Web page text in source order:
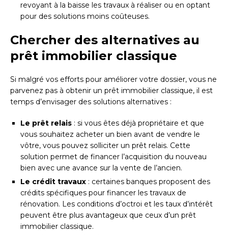
revoyant à la baisse les travaux à réaliser ou en optant
pour des solutions moins coûteuses.
Chercher des alternatives au
prêt immobilier classique
Si malgré vos efforts pour améliorer votre dossier, vous ne
parvenez pas à obtenir un prêt immobilier classique, il est
temps d’envisager des solutions alternatives :
Le prêt relais : si vous êtes déjà propriétaire et que
vous souhaitez acheter un bien avant de vendre le
vôtre, vous pouvez solliciter un prêt relais. Cette
solution permet de financer l’acquisition du nouveau
bien avec une avance sur la vente de l’ancien.
Le crédit travaux : certaines banques proposent des
crédits spécifiques pour financer les travaux de
rénovation. Les conditions d’octroi et les taux d’intérêt
peuvent être plus avantageux que ceux d’un prêt
immobilier classique.